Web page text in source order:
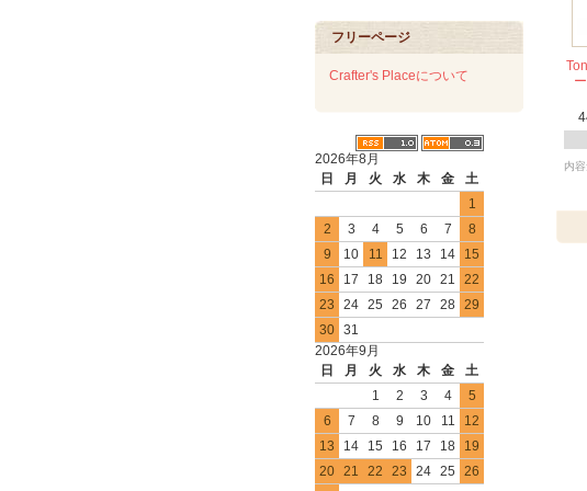
フリーページ
Crafter's Placeについて
2026年8月
日
月 火 水 木 金
土
1
2
3 4 5 6 7
8
9
10 11 12 13 14
15
16
17 18 19 20 21
22
23
24 25 26 27 28 29
30 31
2026年9月
日
月 火 水 木 金
土
1
2 3 4
5
6
7 8 9 10 11
12
13
14 15 16 17 18
19
20 21 22 23 24 25
26
内